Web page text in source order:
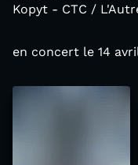
Kopyt - CTC /
en concert le 14